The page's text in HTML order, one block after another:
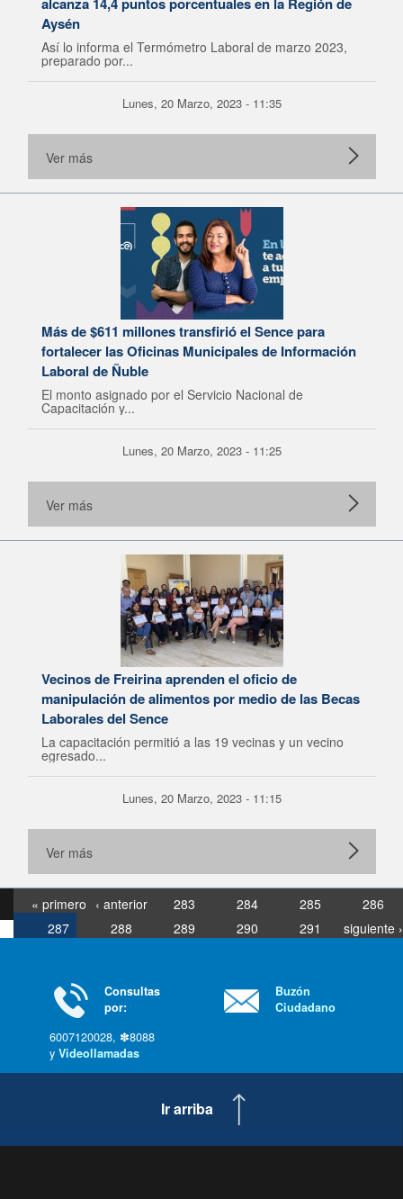
Aysén
Así lo informa el Termómetro Laboral de marzo 2023,
preparado por...
Lunes, 20 Marzo, 2023 - 11:35
Ver más
Más de $611 millones transfirió el Sence para
fortalecer las Oficinas Municipales de Información
Laboral de Ñuble
El monto asignado por el Servicio Nacional de
Capacitación y...
Lunes, 20 Marzo, 2023 - 11:25
Ver más
Vecinos de Freirina aprenden el oficio de
manipulación de alimentos por medio de las Becas
Laborales del Sence
La capacitación permitió a las 19 vecinas y un vecino
egresado...
Lunes, 20 Marzo, 2023 - 11:15
Ver más
« primero ‹ anterior 283 284 285
286
287
288 289 290 291
siguiente ›
Consultas
por:
6007120028, ✽8088
y Videollamadas
Buzón
Ciudadano
Ir arriba